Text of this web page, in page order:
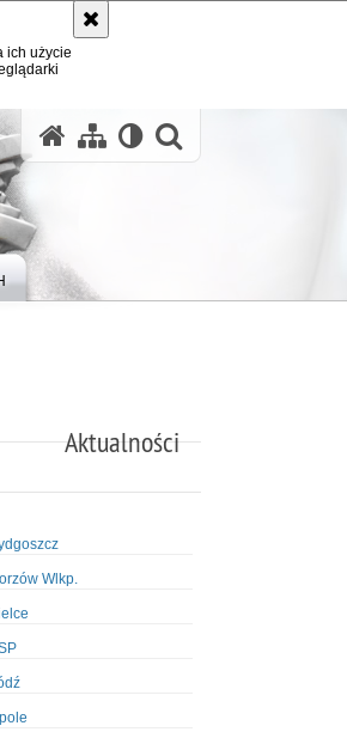
ich użycie
Aktualności
Wlkp.